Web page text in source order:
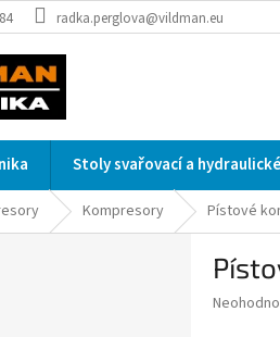
radka.perglova@vildman.eu
Stoly svařovací a
Kompresory Pístové
Průměrné